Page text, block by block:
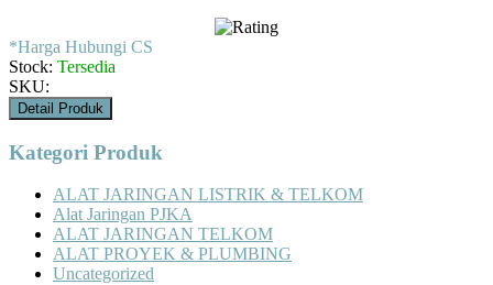
*Harga Hubungi CS
Stock: Tersedia
SKU:
Detail Produk
Kategori Produk
ALAT JARINGAN LISTRIK & TELKOM
Alat Jaringan PJKA
ALAT JARINGAN TELKOM
ALAT PROYEK & PLUMBING
Uncategorized